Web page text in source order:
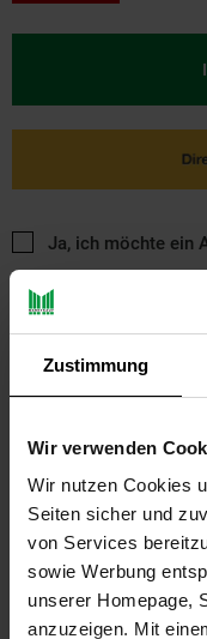
Zustimmung
Wir verwenden
Wir nutzen Cookies
Seiten sicher und
von Services
sowie Werbung
unserer Homepage,
anzuzeigen. Mit
Ja, ich möchte ein
Payback Punkte